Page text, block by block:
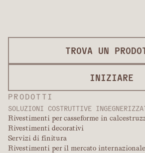
PRODOTTI
SOLUZIONI COSTRUTTIVE
Rivestimenti per casseforme in
Rivestimenti decorativi
Servizi di finitura
Rivestimenti per il mercato internazionale
TROVA UN
INIZIARE